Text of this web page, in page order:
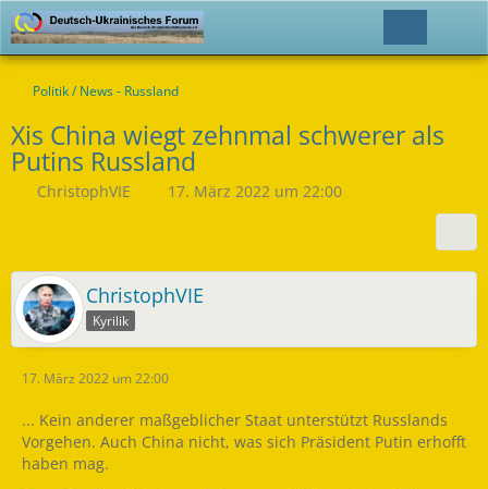
Politik / News - Russland
Xis China wiegt zehnmal schwerer als
Putins Russland
ChristophVIE 17. März 2022 um 22:00
ChristophVIE
Kyrilik
17. März 2022 um 22:00
... Kein anderer maßgeblicher Staat unterstützt Russlands
Vorgehen. Auch China nicht, was sich Präsident Putin erhofft
haben mag.